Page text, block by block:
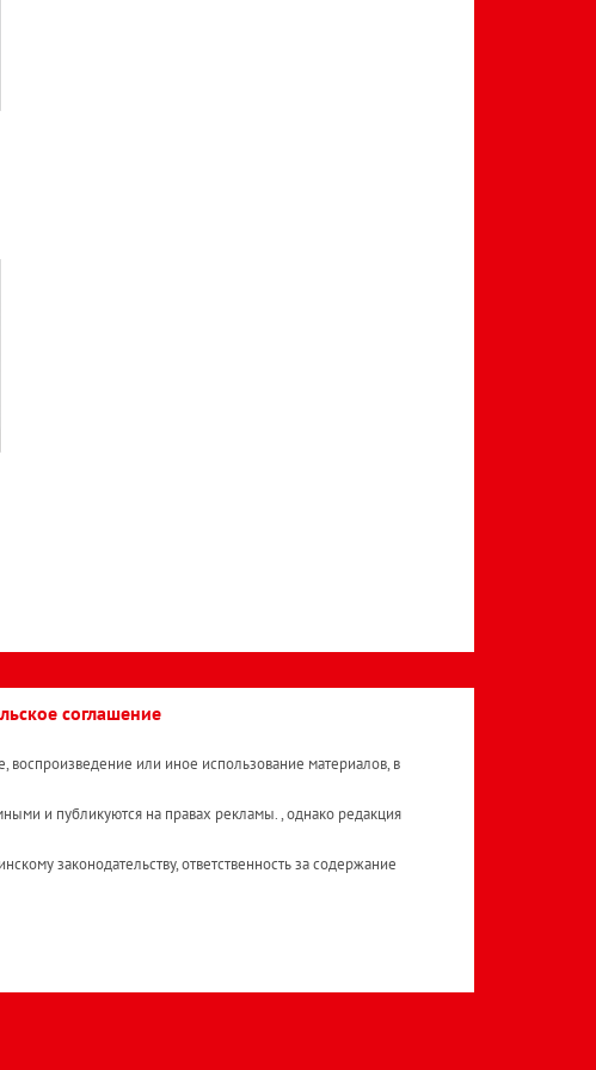
соглашение
воспроизведение или иное использование материалов, в
и публикуются на правах рекламы. , однако редакция
законодательству, ответственность за содержание